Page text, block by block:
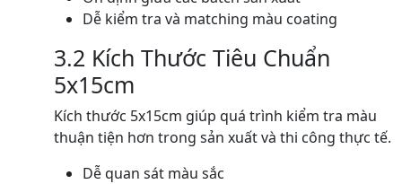
Dễ kiểm tra và matching màu coating
3.2 Kích Thước Tiêu Chuẩn
5x15cm
Kích thước 5x15cm giúp quá trình kiểm tra màu
thuận tiện hơn trong sản xuất và thi công thực tế.
Dễ quan sát màu sắc